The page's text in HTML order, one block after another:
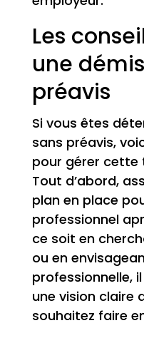
Les
une
préavis
Si vous êtes
sans préavis,
pour gérer cette
Tout d’abord,
plan en place
professionnel
ce soit en
ou en
professionnelle,
une vision claire
souhaitez faire